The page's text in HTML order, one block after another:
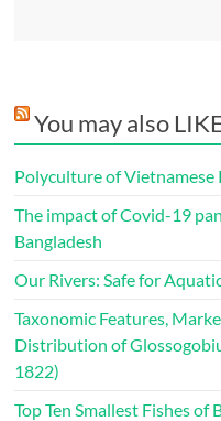
You may also
Polyculture of Vietnamese
The impact of Covid-19
Bangladesh
Our Rivers: Safe for
Taxonomic Features,
Distribution of
1822)
Top Ten Smallest Fishes of